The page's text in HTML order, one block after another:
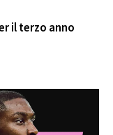
il terzo anno